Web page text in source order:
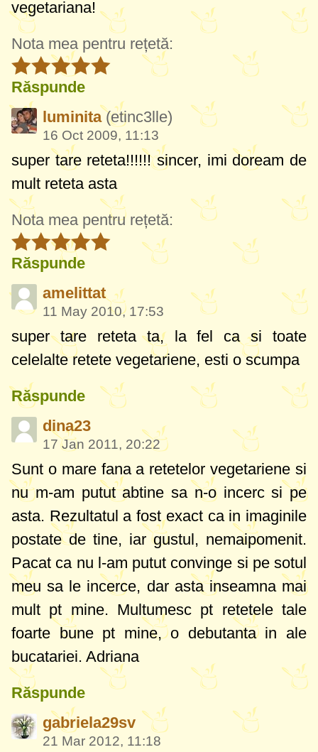
vegetariana!
Nota mea pentru rețetă:
Răspunde
luminita (etinc3lle)
16 Oct 2009, 11:13
super tare reteta!!!!!! sincer, imi doream de
mult reteta asta
Nota mea pentru rețetă:
Răspunde
amelittat
11 May 2010, 17:53
super tare reteta ta, la fel ca si toate
celelalte retete vegetariene, esti o scumpa
Răspunde
dina23
17 Jan 2011, 20:22
Sunt o mare fana a retetelor vegetariene si
nu m-am putut abtine sa n-o incerc si pe
asta. Rezultatul a fost exact ca in imaginile
postate de tine, iar gustul, nemaipomenit.
Pacat ca nu l-am putut convinge si pe sotul
meu sa le incerce, dar asta inseamna mai
mult pt mine. Multumesc pt retetele tale
foarte bune pt mine, o debutanta in ale
bucatariei. Adriana
Răspunde
gabriela29sv
21 Mar 2012, 11:18